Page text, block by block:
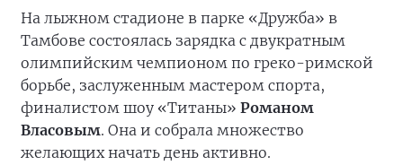
На лыжном стадионе в парке «Дружба» в
Тамбове состоялась зарядка с двукратным
олимпийским чемпионом по греко-римской
борьбе, заслуженным мастером спорта,
финалистом шоу «Титаны» Романом
Власовым. Она и собрала множество
желающих начать день активно.